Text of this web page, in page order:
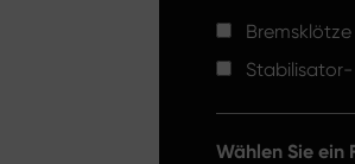
Bremsklötze
Wählen Sie ein